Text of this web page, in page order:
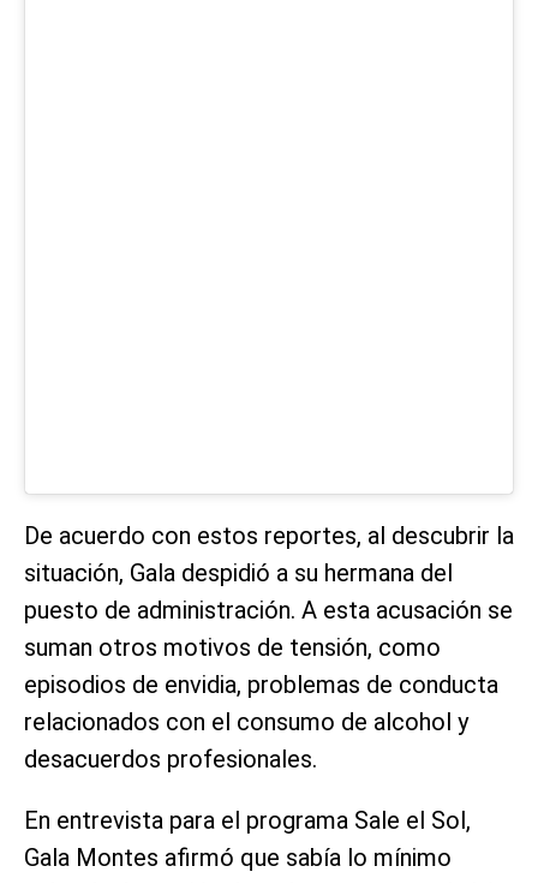
De acuerdo con estos reportes, al descubrir la
situación, Gala despidió a su hermana del
puesto de administración. A esta acusación se
suman otros motivos de tensión, como
episodios de envidia, problemas de conducta
relacionados con el consumo de alcohol y
desacuerdos profesionales.
En entrevista para el programa Sale el Sol,
Gala Montes afirmó que sabía lo mínimo